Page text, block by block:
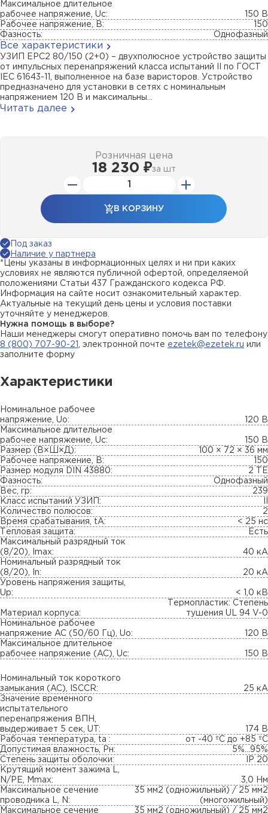
Максимальное длительное
рабочее напряжение, Uc:
150 В
Рабочее напряжение, В:
150
Фазность:
Однофазный
Все характеристики
УЗИП ЕРС2 80/150 (2+0) – двухполюсное устройство защиты
от импульсных перенапряжений класса испытаний II по ГОСТ
IEC 61643-11, выполненное на базе варисторов. Устройство
предназначено для установки в сетях с номинальным
напряжением 120 В и максимальны...
Читать далее
Розничная цена
18 230 ₽за шт
В КОРЗИНУ
Под заказ
Наличие у партнера
*Цены указаны в информационных целях и ни при каких
условиях не являются публичной офертой, определяемой
положениями Статьи 437 Гражданского кодекса РФ.
Информация на сайте носит ознакомительный характер.
Актуальные на текущий день цены и условия поставки
уточняйте у менеджеров.
Нужна помощь в выборе?
Наши менеджеры смогут оперативно помочь вам по телефону
8 (800) 707-90-21
, электронной почте ezetek@ezetek.ru или
заполните форму
Характеристики
Номинальное рабочее
напряжение, Uo:
120 В
Максимальное длительное
рабочее напряжение, Uc:
150 В
Размер (В×Ш×Д):
100 × 72 × 36 мм
Рабочее напряжение, В:
150
Размер модуля DIN 43880:
2 TE
Фазность:
Однофазный
Вес, гр:
239
Класс испытаний УЗИП:
Количество полюсов:
2
Время срабатывания, tA:
< 25 нс
Тепловая защита:
Есть
Максимальный разрядный ток
(8/20), Imax:
40 кА
Номинальный разрядный ток
(8/20), In:
20 кА
Уровень напряжения защиты,
Up:
< 1,0 кВ
Материал корпуса:
Термопластик: Степень
тушения UL 94 V-0
Номинальное рабочее
напряжение AC (50/60 Гц), Uo:
120 B
Максимальное длительное
рабочее напряжение (AC), Uc:
150 В
Номинальный ток короткого
замыкания (AC), ISCCR:
25 кА
Значение временного
испытательного
перенапряжения ВПН,
выдерживает 5 сек, UT:
174 В
Рабочая температура, ta :
от -40 ºC до +85 ºC
Допустимая влажность, Pн:
5%...95%
Степень защиты оболочки:
IP 20
Крутящий момент зажима L,
N/PE, Mmax:
3,0 Нм
Максимальное сечение
проводника L, N:
35 мм2 (одножильный) / 25 мм2
(многожильный)
Максимальное сечение
35 мм2 (одножильный) / 25 мм2